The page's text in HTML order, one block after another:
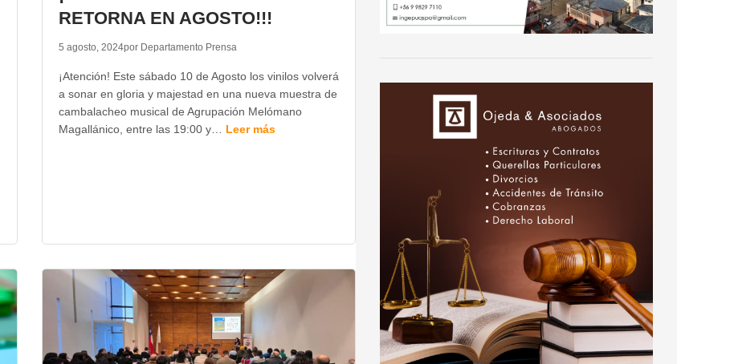
RETORNA EN AGOSTO!!!
5 agosto, 2024por Departamento Prensa
¡Atención! Este sábado 10 de Agosto los vinilos volverá
a sonar en gloria y majestad en una nueva muestra de
cambalacheo musical de Agrupación Melómano
Magallánico, entre las 19:00 y… Leer más